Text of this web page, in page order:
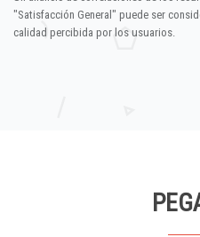
"Satisfacción General" puede ser
calidad percibida por los usuarios.